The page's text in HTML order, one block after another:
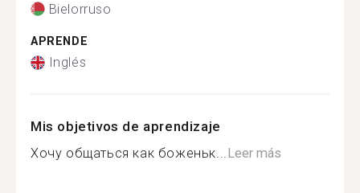
Bielorruso
APRENDE
Inglés
Mis objetivos de aprendizaje
Хочу общаться как боженьк...Leer más